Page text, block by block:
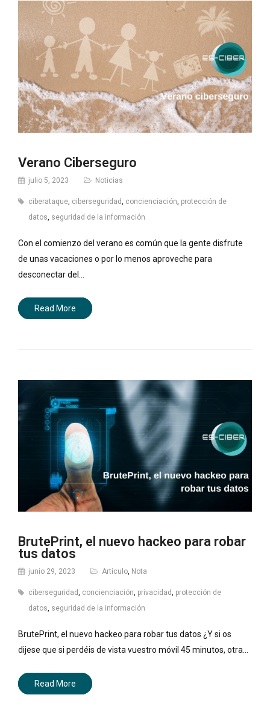
Verano Ciberseguro
julio 5, 2023 Noticias
ciberataque, ciberseguridad, concienciación, protección de
datos, seguridad de la información
Con el comienzo del verano es común que la gente disfrute
de unas vacaciones o por lo menos aproveche para
desconectar del…
Read More
BrutePrint, el nuevo hackeo para robar
tus datos
junio 29, 2023 Artículo, Nota
ciberseguridad, concienciación, privacidad, protección de
datos, seguridad de la información
BrutePrint, el nuevo hackeo para robar tus datos ¿Y si os
dijese que si perdéis de vista vuestro móvil 45 minutos, otra…
Read More